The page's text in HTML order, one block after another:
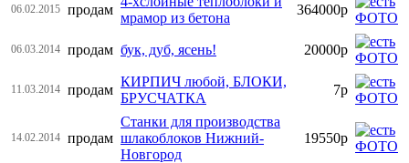
06.02.2015 продам
мрамор из бетона
364000р
06.03.2014 продам бук, дуб, ясень! 20000р
11.03.2014 продам
КИРПИЧ любой, БЛОКИ,
БРУСЧАТКА
7р
14.02.2014 продам
Станки для производства
шлакоблоков Нижний-
Новгород
19550р